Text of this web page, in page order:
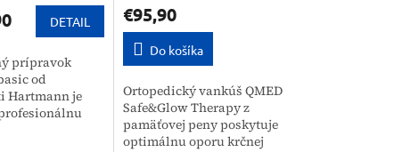
DETAIL
prípravok
od
Hartmann je
€95,90
Do košíka
Ortopedický vankúš QMED
Safe&Glow Therapy z
pamäťovej peny poskytuje
optimálnu oporu krčnej